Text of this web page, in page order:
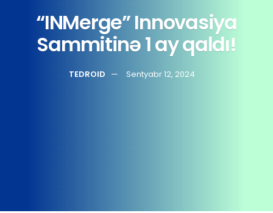
“INMerge” Innovasiya
Sammitinə 1 ay qaldı!
TEDROID Sentyabr 12, 2024